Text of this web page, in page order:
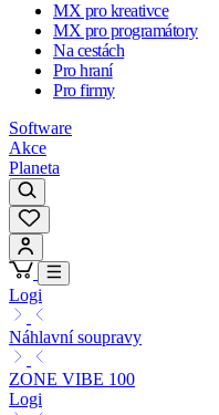
MX pro kreativce
MX pro programátory
Na cestách
Pro hraní
Pro firmy
Software
Akce
Planeta
Logi
Náhlavní soupravy
ZONE VIBE 100
Logi